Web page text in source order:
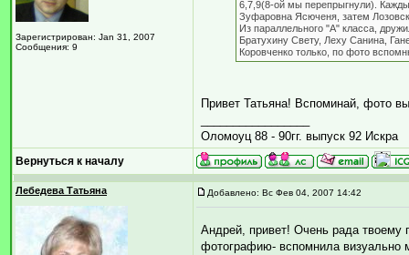
Зарегистрирован: Jan 31, 2007
Сообщения: 9
6,7,9(8-ой мы перепрыгнули).
Зуфаровна Ясюченя, затем
Из параллельного "А" класса,
Братухину Свету, Леху Санина,
Коровченко только, по фото
Привет Татьяна! Вспоминай, фото
Оломоуц 88 - 90гг. выпуск 92 Искра
Вернуться к началу
Лебедева Татьяна Добавлено: Вс Фев 04, 2007 14:42
Андрей, привет! Очень рада твоему
фотографию- вспомнила визуально